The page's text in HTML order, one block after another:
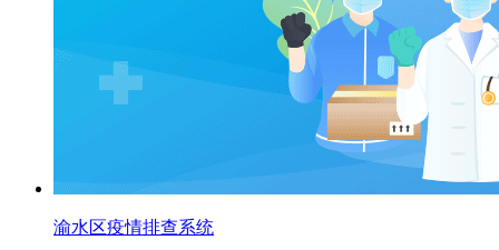
渝水区疫情排查系统